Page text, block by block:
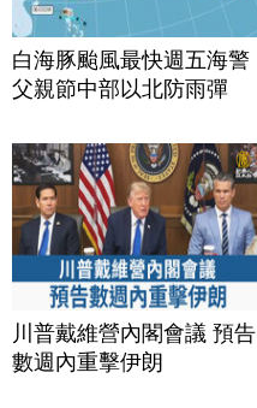
白海豚颱風最快週五海警
父親節中部以北防雨彈
川普戴維營內閣會議 預告
數週內重擊伊朗